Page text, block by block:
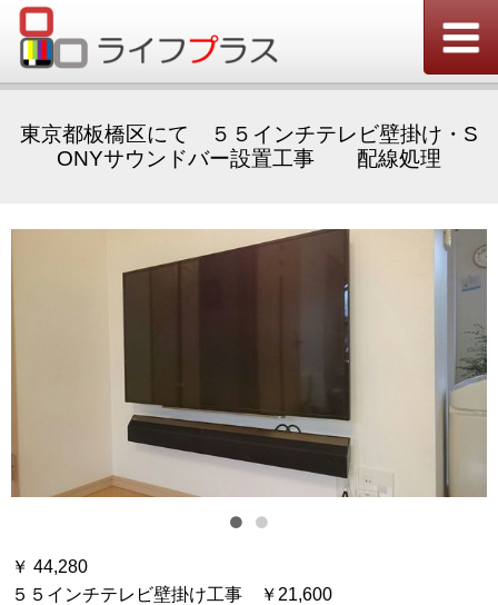
東京都板橋区にて ５５インチテレビ壁掛け・S
ONYサウンドバー設置工事 配線処理
￥ 44,280
５５インチテレビ壁掛け工事 ￥21,600